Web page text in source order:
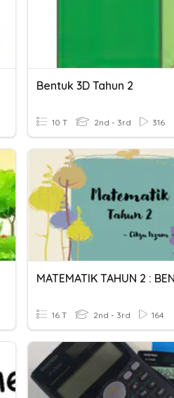
Bentuk 3D Tahun 2
10 T 2nd - 3rd 316
16 T 2nd - 3rd 164